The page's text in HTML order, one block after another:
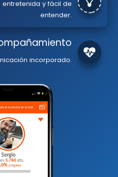
y fácil de
entender.
incorporado.